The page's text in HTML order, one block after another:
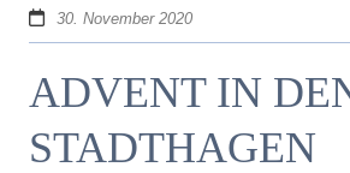
30. November 2020
ADVENT IN
STADTHAGEN